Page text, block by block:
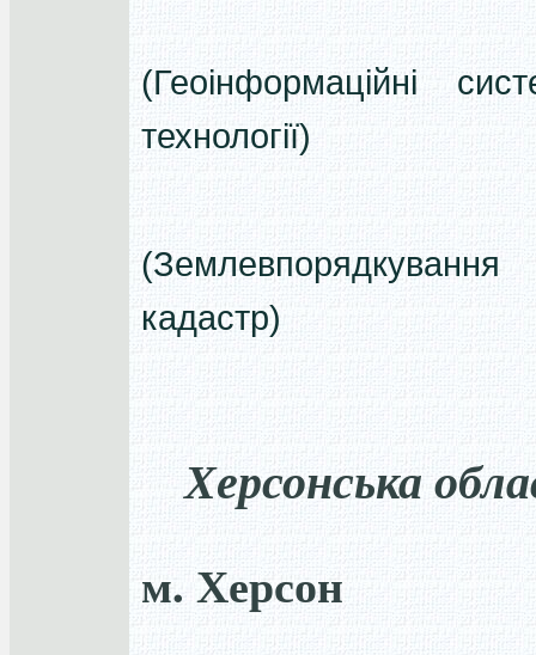
(Геоінформаційні
технології)
кадастр)
Херсонська
м. Херсон